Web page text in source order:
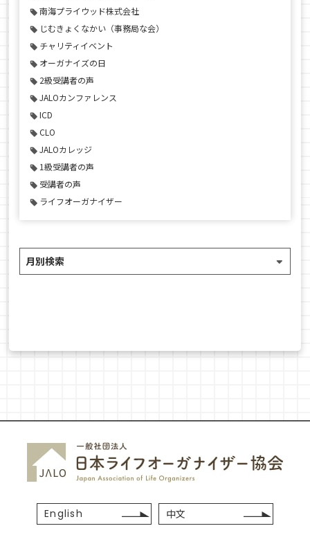
南海プライウッド株式会社
じむきょくなかい（事務局な会）
チャリティイベント
オーガナイズの日
2級受講者の声
JALOカンファレンス
ICD
CLO
JALOカレッジ
1級受講者の声
受講者の声
ライフオーガナイザー
English 中文